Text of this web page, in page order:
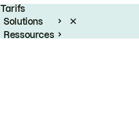
Tarifs
Solutions
Ressources